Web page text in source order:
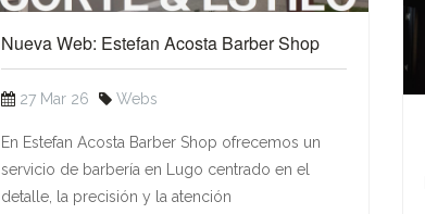
Nueva Web: Estefan Acosta Barber Shop
27 Mar 26 Webs
En Estefan Acosta Barber Shop ofrecemos un
servicio de barbería en Lugo centrado en el
detalle, la precisión y la atención